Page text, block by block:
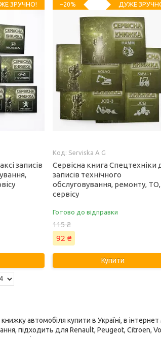
ЗРУЧНО!
записів
–20% ДУЖЕ
Serviska A G
Сервісна книга Спецтехніки
записів технічного
обслуговування, ремонту, ТО,
сервісу
Готово до відправки
115 ₴
92 ₴
Купити
автомобіля купити в Україні, в
підходить для Renault, Peugeot, Citroen,